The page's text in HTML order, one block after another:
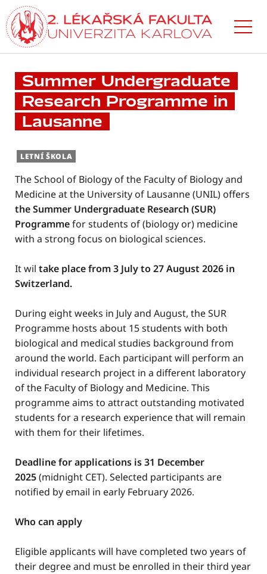
Přejít
k hlavnímu
obsahu
Summer Undergraduate
Research Programme in
Lausanne
LETNÍ ŠKOLA
The School of Biology of the Faculty of Biology and
Medicine at the University of Lausanne (UNIL) offers
the Summer Undergraduate Research (SUR)
Programmefor students of (biology or) medicine
with a strong focus on biological sciences.
It wil take place from 3 July to 27 August 2026 in
Switzerland.
During eight weeks in July and August, the SUR
Programme hosts about 15 students with both
biological and medical studies background from
around the world. Each participant will perform an
individual research project in a different laboratory
of the Faculty of Biology and Medicine. This
programme aims to attract outstanding motivated
students for a research experience that will remain
with them for their lifetimes.
Deadline for applications is 31 December
2025(midnight CET). Selected participants are
notified by email in early February 2026.
Who can apply
Eligible applicants will have completed two years of
their degree and must be enrolled in their third year